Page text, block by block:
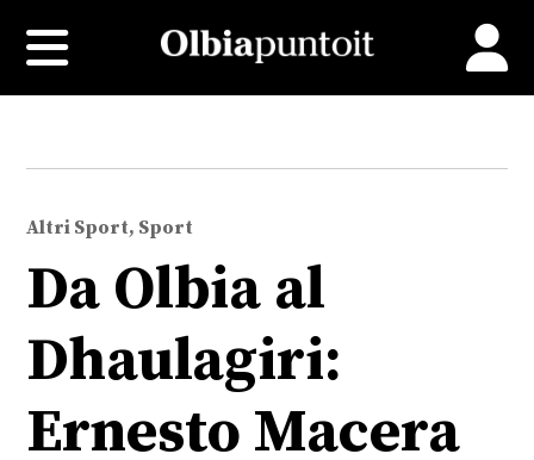
Altri Sport, Sport
Da Olbia al
Dhaulagiri:
Ernesto Macera